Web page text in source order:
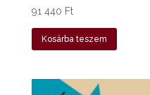
91 440 Ft
Kosárba teszem